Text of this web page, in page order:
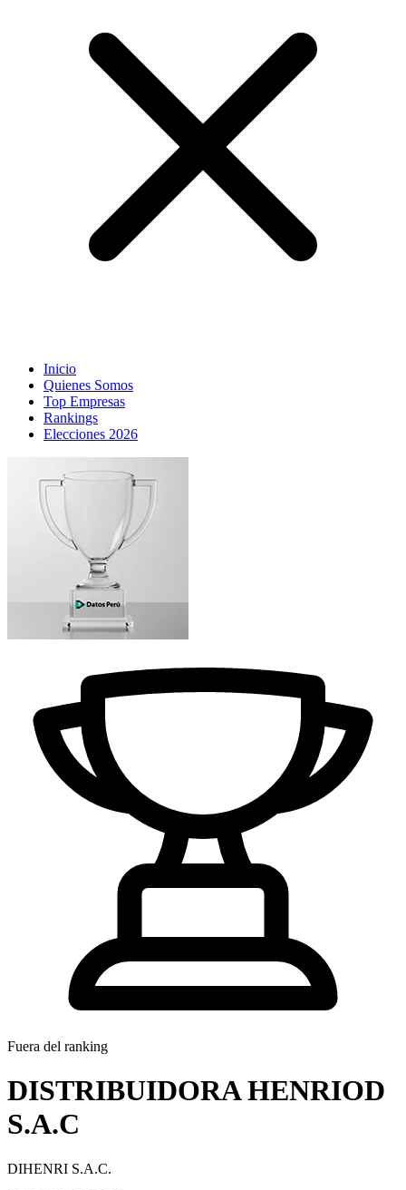
Inicio
Quienes Somos
Top Empresas
Rankings
Elecciones 2026
Fuera del ranking
DISTRIBUIDORA HENRIOD
S.A.C
DIHENRI S.A.C.